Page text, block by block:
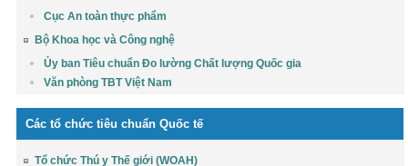
Cục An toàn thực phẩm
Bộ Khoa học và Công nghệ
Ủy ban Tiêu chuẩn Đo lường Chất lượng Quốc gia
Văn phòng TBT Việt Nam
Các tổ chức tiêu chuẩn Quốc tế
Tổ chức Thú y Thế giới (WOAH)